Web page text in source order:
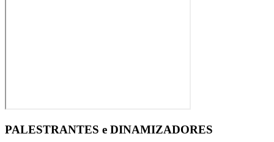
PALESTRANTES e DINAMIZADORES